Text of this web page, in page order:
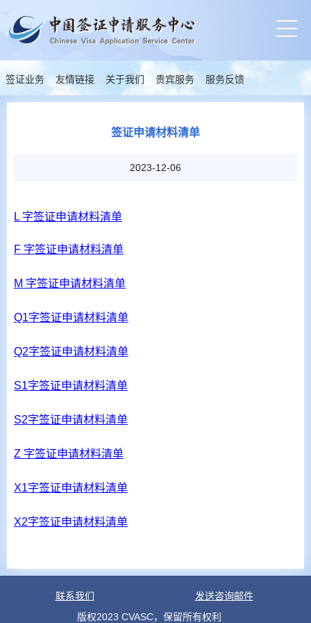
签证业务 友情链接 关于我们 贵宾服务 服务反馈
签证申请材料清单
2023-12-06
L 字签证申请材料清单
F 字签证申请材料清单
M 字签证申请材料清单
Q1字签证申请材料清单
Q2字签证申请材料清单
S1字签证申请材料清单
S2字签证申请材料清单
Z 字签证申请材料清单
X1字签证申请材料清单
X2字签证申请材料清单
联系我们
发送咨询邮件
版权2023 CVASC，保留所有权利